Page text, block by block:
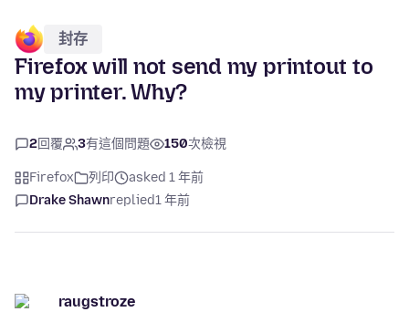
封存
Firefox will not send my printout to
my printer. Why?
2回覆 3有這個問題 150次檢視
Firefox 列印
asked 1 年前
Drake Shawnreplied1 年前
raugstroze